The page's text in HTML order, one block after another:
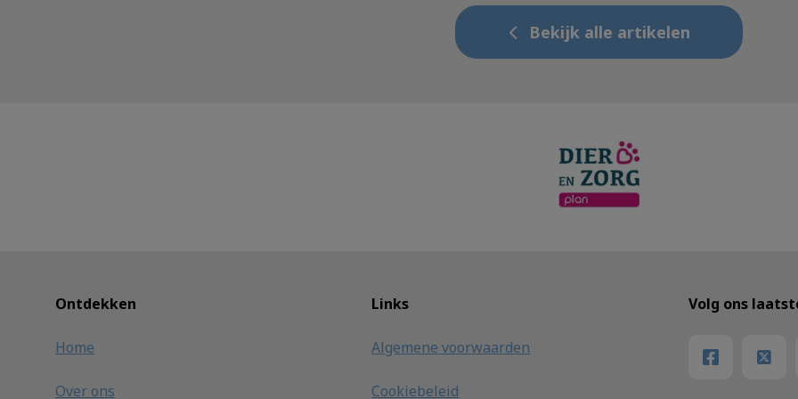
Bekijk alle artikelen
Ontdekken
Home
Over ons
Links
Algemene voorwaarden
Cookiebeleid
Volg ons